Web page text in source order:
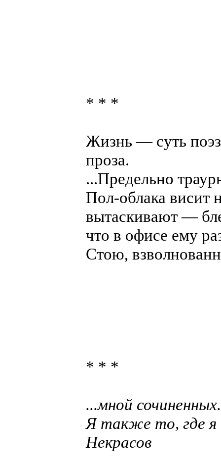
* * *
Жизнь — суть
проза.
...Предельно
Пол-облака висит
вытаскивают —
что в офисе ему
Стою,
* * *
...мной
Я также то, где я
Некрасов